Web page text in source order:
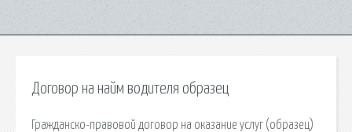
Договор на найм водителя образец
Гражданско-правовой договор на оказание услуг (образец)